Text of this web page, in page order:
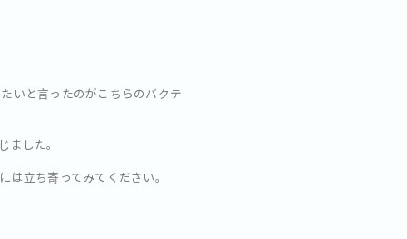
いと言ったのがこちらのバクテ
した。
立ち寄ってみてください。